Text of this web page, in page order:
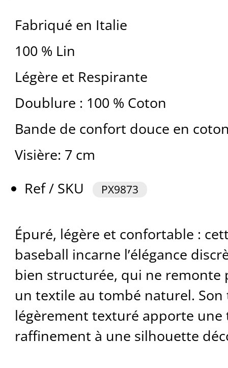
Fabriqué en Italie
100 % Lin
Légère et Respirante
Doublure : 100 % Coton
Bande de confort douce en
Visière: 7 cm
Ref / SKU
PX9873
Épuré, légère et confortable :
baseball incarne l’élégance
bien structurée, qui ne remonte
un textile au tombé naturel. Son
légèrement texturé apporte une
raffinement à une silhouette